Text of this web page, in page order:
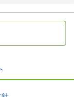
スタッフの接客につ
存じます。お客様に
ッフ一同励みにな
ご意見をいただ
意見は、今後のサー